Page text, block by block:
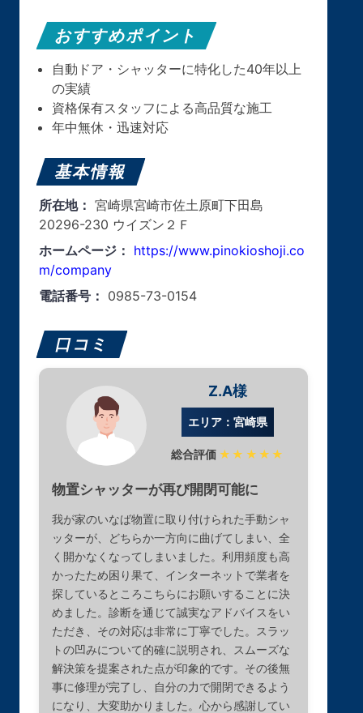
おすすめポイント
自動ドア・シャッターに特化した40年以上
の実績
資格保有スタッフによる高品質な施工
年中無休・迅速対応
基本情報
所在地： 宮崎県宮崎市佐土原町下田島
20296-230 ウイズン２Ｆ
ホームページ： https://www.pinokioshoji.co
m/company
電話番号： 0985-73-0154
口コミ
Z.A様
エリア：宮崎県
総合評価 ★★★★★
物置シャッターが再び開閉可能に
我が家のいなば物置に取り付けられた手動シャ
ッターが、どちらか一方向に曲げてしまい、全
く開かなくなってしまいました。利用頻度も高
かったため困り果て、インターネットで業者を
探しているところこちらにお願いすることに決
めました。診断を通じて誠実なアドバイスをい
ただき、その対応は非常に丁寧でした。スラッ
トの凹みについて的確に説明され、スムーズな
解決策を提案された点が印象的です。その後無
事に修理が完了し、自分の力で開閉できるよう
になり、大変助かりました。心から感謝してい